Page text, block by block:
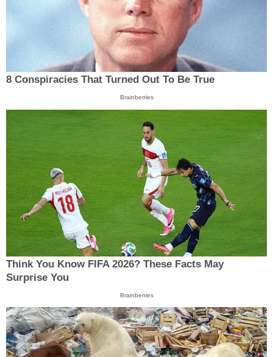
8 Conspiracies That Turned Out To Be True
Brainberries
Think You Know FIFA 2026? These Facts May
Surprise You
Brainberries